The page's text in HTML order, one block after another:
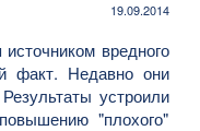
19.09.2014
вредного
факт. Недавно они
устроили
"плохого"